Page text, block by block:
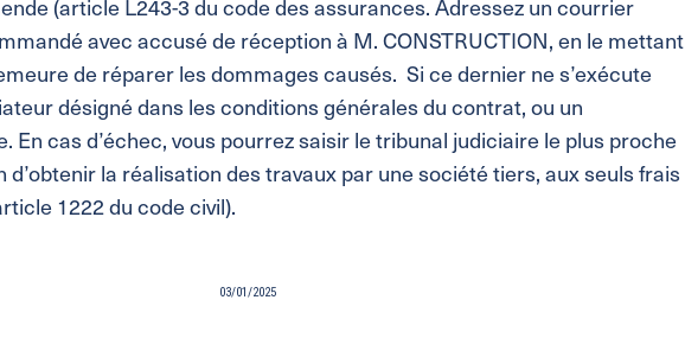
(article L243-3 du code des assurances. Adressez un courrier
avec accusé de réception à M. CONSTRUCTION, en le mettant
de réparer les dommages causés. Si ce dernier ne s’exécute
désigné dans les conditions générales du contrat, ou un
En cas d’échec, vous pourrez saisir le tribunal judiciaire le plus proche
d’obtenir la réalisation des travaux par une société tiers, aux seuls frais
1222 du code civil).
03/01/2025